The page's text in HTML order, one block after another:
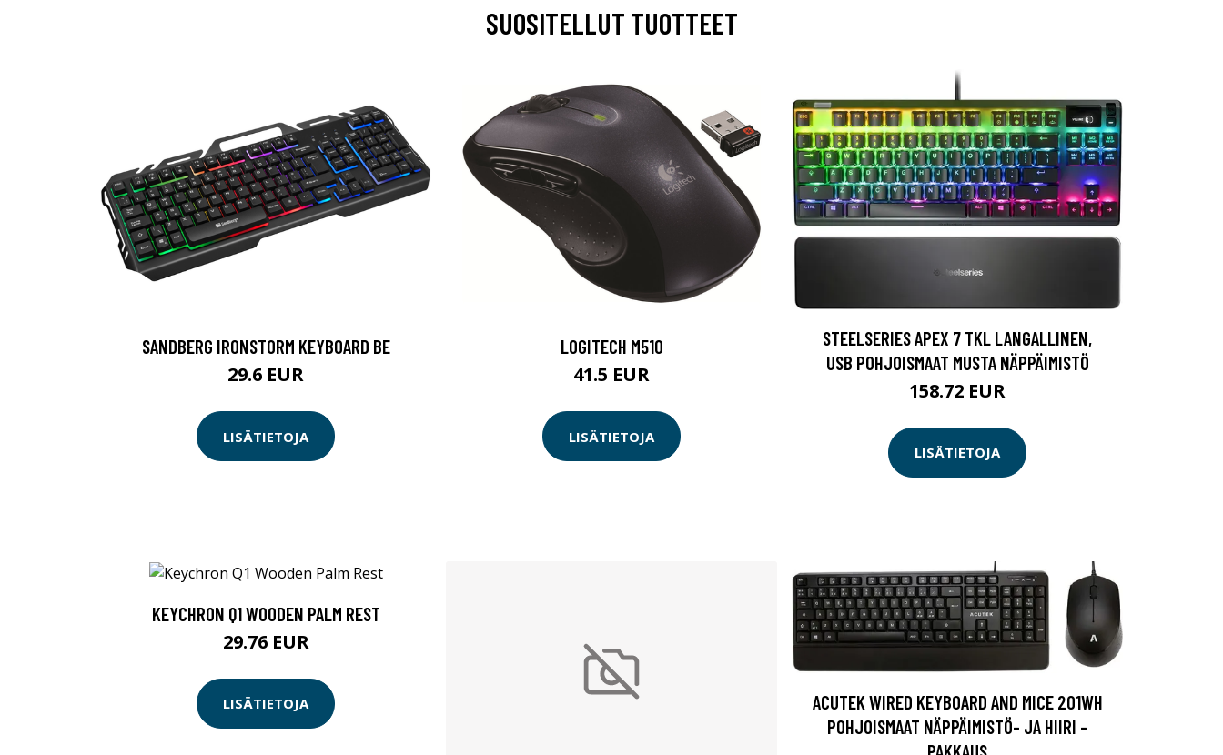
SUOSITELLUT TUOTTEET
SANDBERG IRONSTORM KEYBOARD BE
29.6 EUR
LISÄTIETOJA
LOGITECH M510
41.5 EUR
LISÄTIETOJA
STEELSERIES APEX 7 TKL LANGALLINEN,
USB POHJOISMAAT MUSTA NÄPPÄIMISTÖ
158.72 EUR
LISÄTIETOJA
KEYCHRON Q1 WOODEN PALM REST
29.76 EUR
LISÄTIETOJA
ACUTEK WIRED KEYBOARD AND MICE 201WH
POHJOISMAAT NÄPPÄIMISTÖ- JA HIIRI -